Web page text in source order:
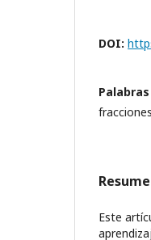
DOI:
Este